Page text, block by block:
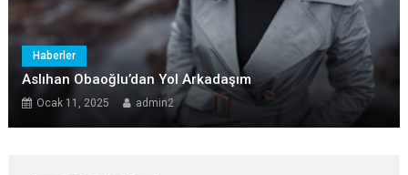
Haberler
Aslıhan Obaoğlu’dan Yol Arkadaşım
Ocak 11, 2025 admin2